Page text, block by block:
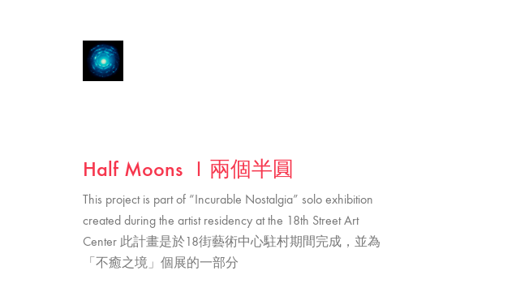
Half Moons Ｉ兩個半圓
This project is part of “Incurable Nostalgia” solo exhibition
created during the artist residency at the 18th Street Art
Center 此計畫是於18街藝術中心駐村期間完成，並為
「不癒之境」個展的一部分